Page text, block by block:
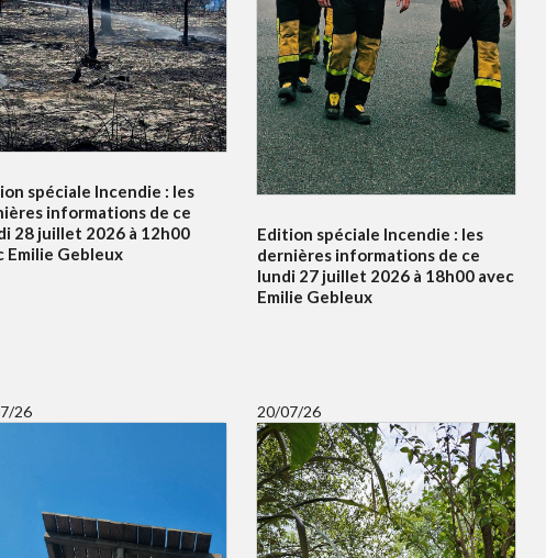
spéciale Incendie : les
informations de ce
28 juillet 2026 à 12h00
Emilie Gebleux
Edition spéciale Incendie : les
dernières informations de ce
lundi 27 juillet 2026 à 18h00 avec
Emilie Gebleux
26 20/07/26